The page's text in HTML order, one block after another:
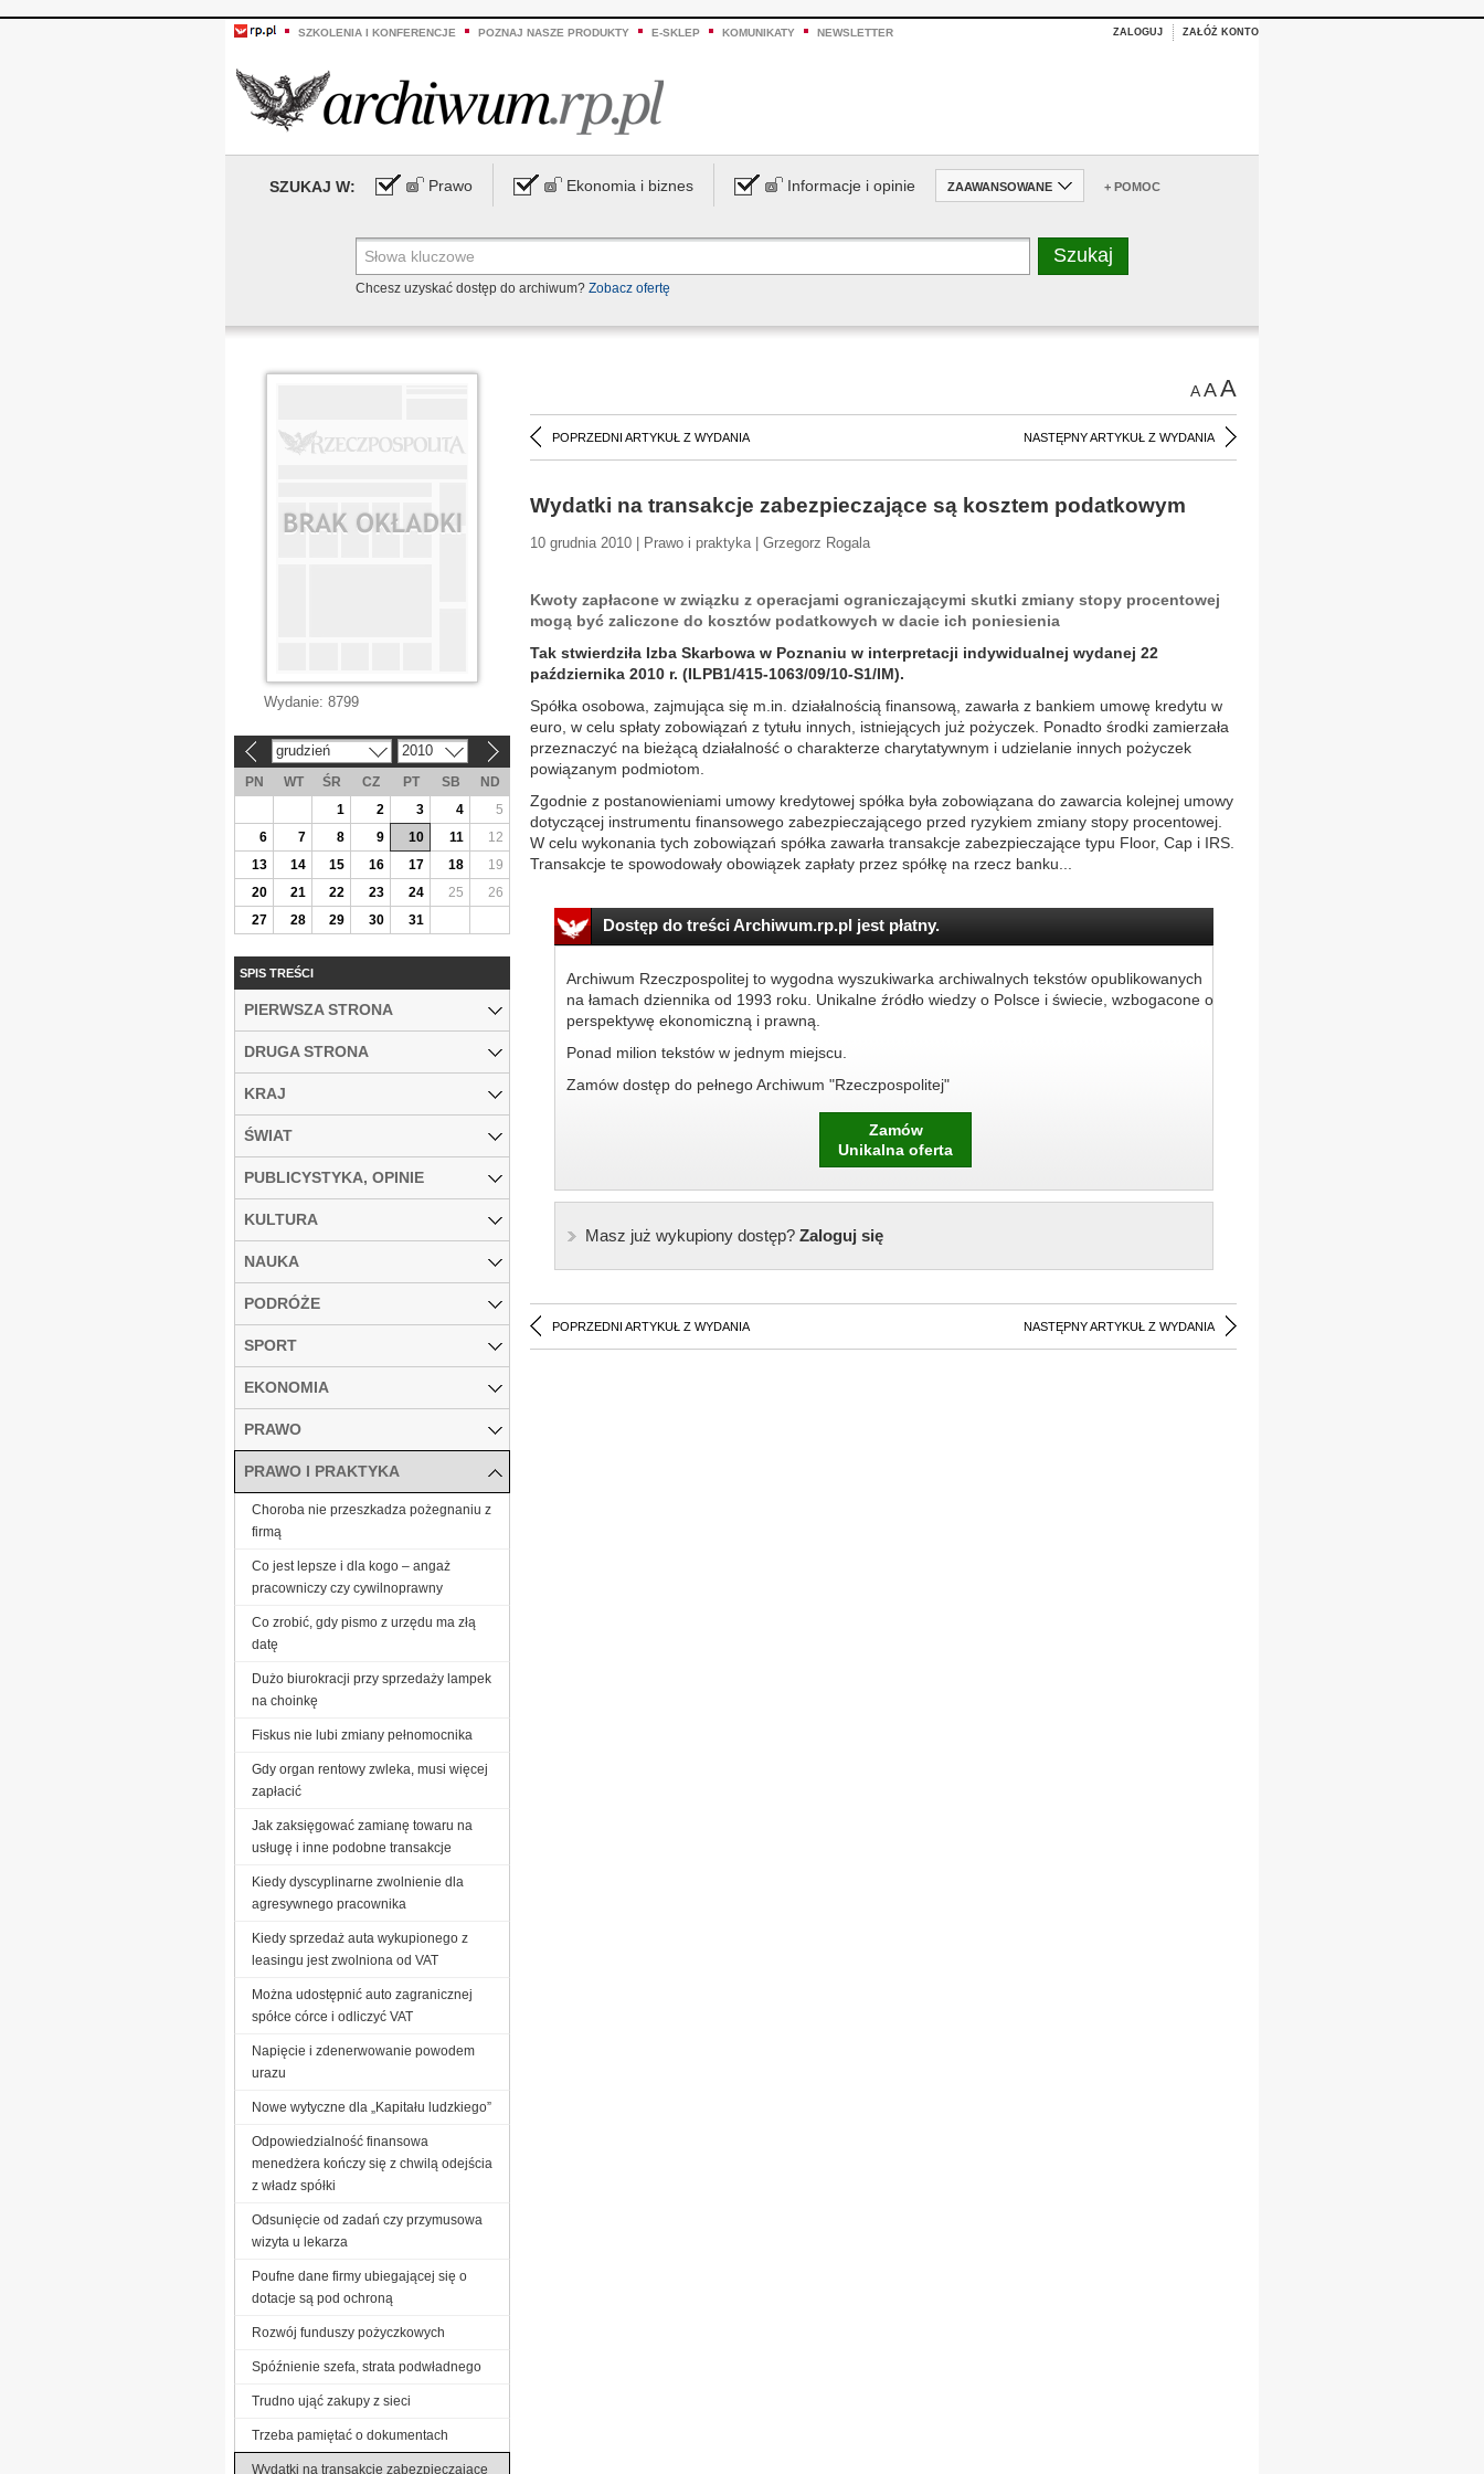
SZKOLENIA I KONFERENCJE POZNAJ NASZE PRODUKTY E-SKLEP KOMUNIKATY NEWSLETTER ZALOGUJ ZAŁÓŻ KONTO
SZUKAJ W: Prawo Ekonomia i biznes Informacje i opinie ZAAWANSOWANE + POMOC
Chcesz uzyskać dostęp do archiwum? Zobacz ofertę
AAA
POPRZEDNI ARTYKUŁ Z WYDANIA NASTĘPNY ARTYKUŁ Z WYDANIA
Wydatki na transakcje zabezpieczające są kosztem podatkowym
10 grudnia 2010 | Prawo i praktyka | Grzegorz Rogala
Kwoty zapłacone w związku z operacjami ograniczającymi skutki zmiany stopy procentowej
mogą być zaliczone do kosztów podatkowych w dacie ich poniesienia
Tak stwierdziła Izba Skarbowa w Poznaniu w interpretacji indywidualnej wydanej 22
października 2010 r. (ILPB1/415-1063/09/10-S1/IM).
Spółka osobowa, zajmująca się m.in. działalnością finansową, zawarła z bankiem umowę kredytu w
euro, w celu spłaty zobowiązań z tytułu innych, istniejących już pożyczek. Ponadto środki zamierzała
przeznaczyć na bieżącą działalność o charakterze charytatywnym i udzielanie innych pożyczek
powiązanym podmiotom.
Zgodnie z postanowieniami umowy kredytowej spółka była zobowiązana do zawarcia kolejnej umowy
dotyczącej instrumentu finansowego zabezpieczającego przed ryzykiem zmiany stopy procentowej.
W celu wykonania tych zobowiązań spółka zawarła transakcje zabezpieczające typu Floor, Cap i IRS.
Transakcje te spowodowały obowiązek zapłaty przez spółkę na rzecz banku...
Dostęp do treści Archiwum.rp.pl jest płatny.
Archiwum Rzeczpospolitej to wygodna wyszukiwarka archiwalnych tekstów opublikowanych
na łamach dziennika od 1993 roku. Unikalne źródło wiedzy o Polsce i świecie, wzbogacone o
perspektywę ekonomiczną i prawną.
Ponad milion tekstów w jednym miejscu.
Zamów dostęp do pełnego Archiwum "Rzeczpospolitej"
Zamów
Unikalna oferta
Masz już wykupiony dostęp?Zaloguj się
POPRZEDNI ARTYKUŁ Z WYDANIA NASTĘPNY ARTYKUŁ Z WYDANIA
Wydanie: 8799
grudzień 2010
PN WT ŚR CZ PT SB
ND
1
2 3 4
5
6
7 8 9 10 11
12
13
14 15 16 17 18
19
20
21 22 23 24 25
26
27
28 29 30 31
SPIS TREŚCI
PIERWSZA STRONA
DRUGA STRONA
KRAJ
ŚWIAT
PUBLICYSTYKA, OPINIE
KULTURA
NAUKA
PODRÓŻE
SPORT
EKONOMIA
PRAWO
PRAWO I PRAKTYKA
Choroba nie przeszkadza pożegnaniu z
firmą
Co jest lepsze i dla kogo – angaż
pracowniczy czy cywilnoprawny
Co zrobić, gdy pismo z urzędu ma złą
datę
Dużo biurokracji przy sprzedaży lampek
na choinkę
Fiskus nie lubi zmiany pełnomocnika
Gdy organ rentowy zwleka, musi więcej
zapłacić
Jak zaksięgować zamianę towaru na
usługę i inne podobne transakcje
Kiedy dyscyplinarne zwolnienie dla
agresywnego pracownika
Kiedy sprzedaż auta wykupionego z
leasingu jest zwolniona od VAT
Można udostępnić auto zagranicznej
spółce córce i odliczyć VAT
Napięcie i zdenerwowanie powodem
urazu
Nowe wytyczne dla „Kapitału ludzkiego”
Odpowiedzialność finansowa
menedżera kończy się z chwilą odejścia
z władz spółki
Odsunięcie od zadań czy przymusowa
wizyta u lekarza
Poufne dane firmy ubiegającej się o
dotacje są pod ochroną
Rozwój funduszy pożyczkowych
Spóźnienie szefa, strata podwładnego
Trudno ująć zakupy z sieci
Trzeba pamiętać o dokumentach
Wydatki na transakcje zabezpieczające